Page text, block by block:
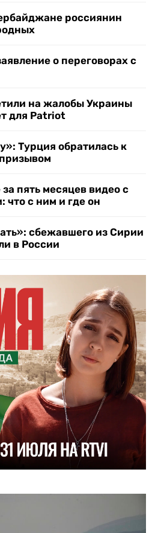
россиянин
о переговорах с
на жалобы Украины
для Patriot
Турция обратилась к
пять месяцев видео с
с ним и где он
сбежавшего из Сирии
в России